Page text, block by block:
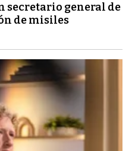
secretario general de
de misiles